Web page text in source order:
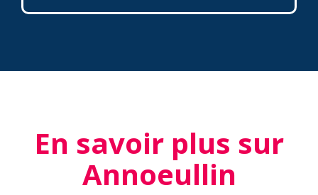
En savoir plus sur
Annoeullin